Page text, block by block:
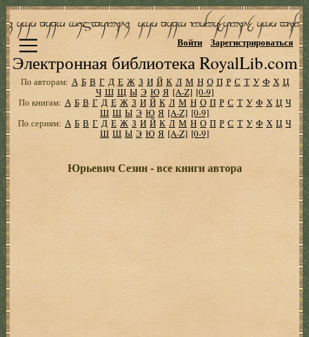
Электронная библиотека RoyalLib.com
Войти Зарегистрироваться
По авторам: А Б В Г Д Е Ж З И Й К Л М Н О П Р С Т У Ф Х Ц
Ч Ш Щ Ы Э Ю Я [A-Z] [0-9]
По книгам: А Б В Г Д Е Ж З И Й К Л М Н О П Р С Т У Ф Х Ц Ч
Ш Щ Ы Э Ю Я [A-Z] [0-9]
По сериям: А Б В Г Д Е Ж З И Й К Л М Н О П Р С Т У Ф Х Ц Ч
Ш Щ Ы Э Ю Я [A-Z] [0-9]
Юрьевич Сезин - все книги автора